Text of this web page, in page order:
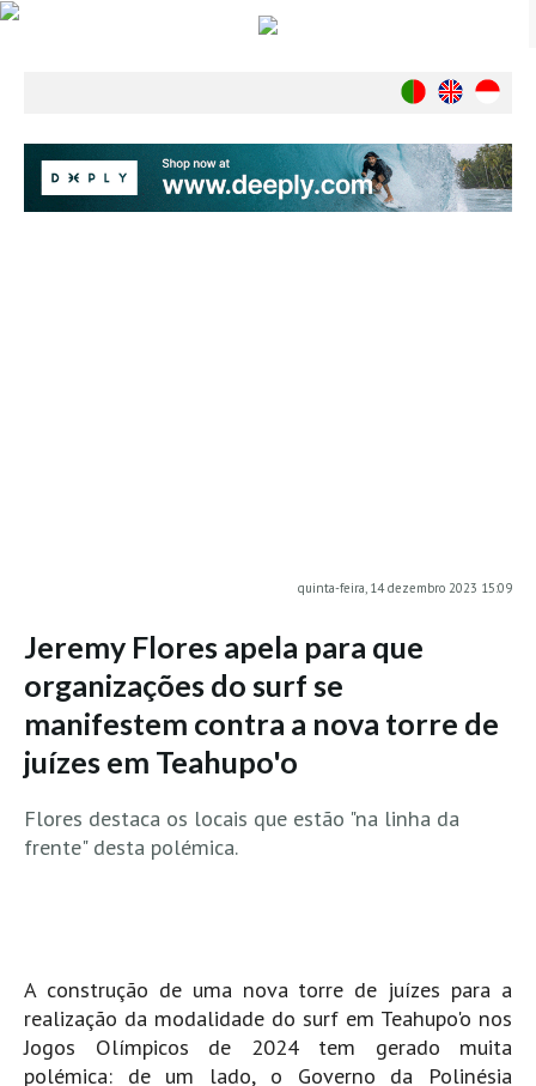
Ambiente
Vila Praia de Âncora HD
Viana do Castelo HD
Viana Pontão HD
Ofir
Aguçadoura HD
Mindelo
Mindelo meia laranja HD
quinta-feira, 14 dezembro 2023 15:09
Jeremy Flores apela para que
organizações do surf se
manifestem contra a nova torre de
juízes em Teahupo'o
Flores destaca os locais que estão "na linha da
frente" desta polémica.
A construção de uma nova torre de juízes para a
realização da modalidade do surf em Teahupo'o nos
Jogos Olímpicos de 2024 tem gerado muita
polémica: de um lado, o Governo da Polinésia